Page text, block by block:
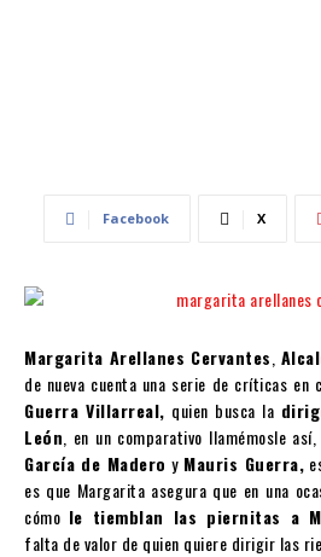
Facebook X
Margarita Arellanes Cervantes
de nueva cuenta una serie de críticas en
Guerra Villarreal, quien busca la
León , en un comparativo llamémosle
García de Madero y Mauris Guerra,
es que Margarita asegura que en una
cómo le tiemblan las piernitas a
falta de valor de quien quiere dirigir las